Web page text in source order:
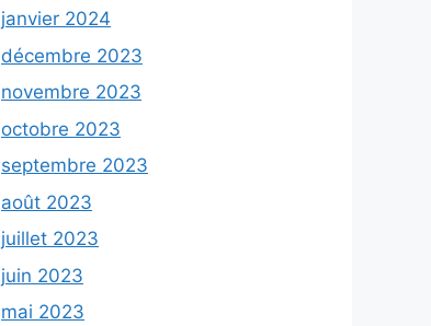
janvier 2024
décembre 2023
novembre 2023
octobre 2023
septembre 2023
août 2023
juillet 2023
juin 2023
mai 2023